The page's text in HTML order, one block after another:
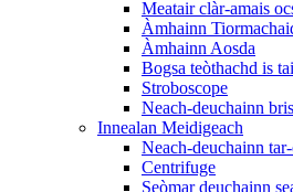
Meatair clàr-amais
Àmhainn
Àmhainn Aosda
Bogsa teòthachd is
Stroboscope
Neach-deuchainn
Innealan Meidigeach
Neach-deuchainn
Centrifuge
Seòmar deuchainn